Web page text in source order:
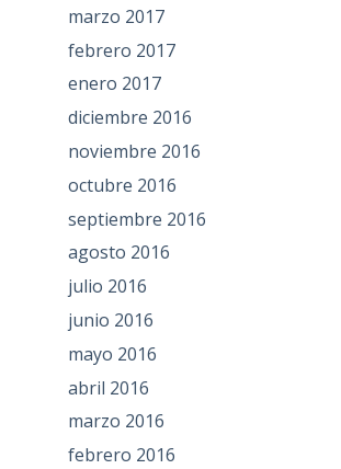
marzo 2017
febrero 2017
enero 2017
diciembre 2016
noviembre 2016
octubre 2016
septiembre 2016
agosto 2016
julio 2016
junio 2016
mayo 2016
abril 2016
marzo 2016
febrero 2016